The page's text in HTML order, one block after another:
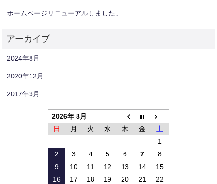
ホームページリニューアルしました。
2024年8月
2020年12月
2017年3月
2026年 8月
日
月 火 水 木 金
土
1
2
3 4 5 6 7
8
9
10 11 12 13 14
15
16
17 18 19 20 21
22